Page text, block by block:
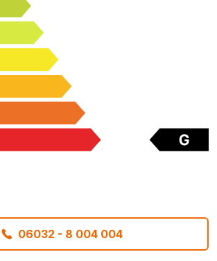
06032 - 8 004 004